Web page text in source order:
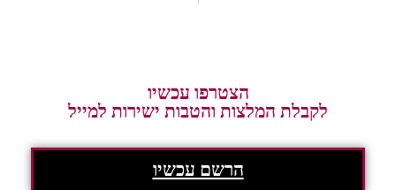
הצטרפו עכשיו
לקבלת המלצות והטבות ישירות למייל
הרשם עכשיו